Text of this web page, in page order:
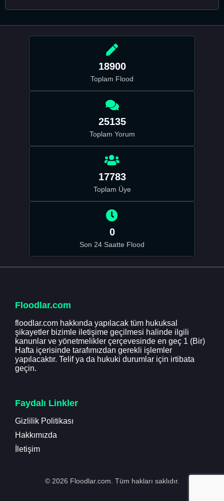
18900
Toplam Flood
25135
Toplam Yorum
17783
Toplam Üye
0
Son 24 Saatte Flood
Floodlar.com
floodlar.com hakkında yapılacak tüm hukuksal
şikayetler bizimle iletişime geçilmesi halinde ilgili
kanunlar ve yönetmelikler çerçevesinde en geç 1 (Bir)
Hafta içerisinde tarafımızdan gerekli işlemler
yapılacaktır. Telif ya da hukuki durumlar için irtibata
geçin.
Faydalı Linkler
Gizlilik Politikası
Hakkımızda
İletişim
© 2026 Floodlar.com. Tüm hakları saklıdır.